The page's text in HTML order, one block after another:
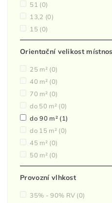
51 (0)
13,2 (0)
15 (0)
Orientační velikost
25 m² (0)
40 m² (0)
70 m² (0)
do 50 m² (0)
do 90 m² (1)
do 15 m² (0)
45 m² (0)
50 m² (0)
Provozní vlhkost
35% - 90% RV (0)